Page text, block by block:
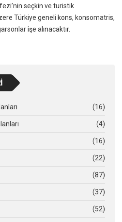
seçkin ve turistik
Türkiye geneli kons, konsomatris,
işe alınacaktır.
(16)
(4)
(16)
(22)
(87)
(37)
(52)